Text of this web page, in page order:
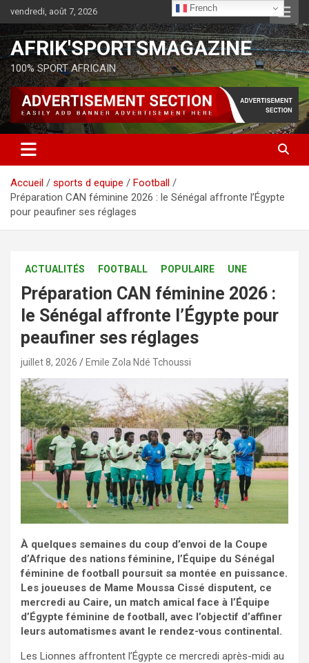
vendredi, août 7, 2026
AFRIK'SPORTSMAGAZINE
100% SPORT AFRICAIN
Accueil sports d equipe
Football
Préparation CAN féminine 2026 : le Sénégal affronte l’Égypte
pour peaufiner ses réglages
ACTUALITÉS FOOTBALL POPULAIRE UNE
Préparation CAN féminine 2026 :
le Sénégal affronte l’Égypte pour
peaufiner ses réglages
juillet 8, 2026 Emile Zola Ndé Tchoussi
À quelques semaines du coup d’envoi de la Coupe
d’Afrique des nations féminine, l’Équipe du Sénégal
féminine de football poursuit sa montée en puissance.
Les joueuses de Mame Moussa Cissé disputent, ce
mercredi au Caire, un match amical face à l’Équipe
d’Égypte féminine de football, avec l’objectif d’affiner
leurs automatismes avant le rendez-vous continental.
Les Lionnes affrontent l’Égypte ce mercredi après-midi au
French